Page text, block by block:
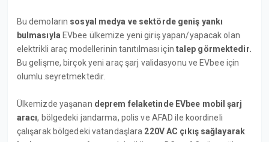
Bu demoların sosyal medya ve sektörde geniş yankı
bulmasıylaEVbee ülkemize yeni giriş yapan/yapacak olan
elektrikli araç modellerinin tanıtılması için talep görmektedir.
Bu gelişme, birçok yeni araç şarj validasyonu ve EVbee için
olumlu seyretmektedir.
Ülkemizde yaşanan deprem felaketinde EVbee mobil şarj
aracı, bölgedeki jandarma, polis ve AFAD ile koordineli
çalışarak bölgedeki vatandaşlara 220V AC çıkış sağlayarak